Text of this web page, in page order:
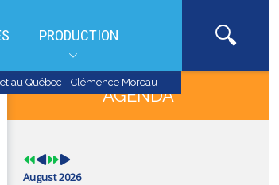
PRODUCTION
au Québec - Clémence Moreau
AGENDA
Previous
Year
Previous
Month
Next
Year
Next
Month
August 2026